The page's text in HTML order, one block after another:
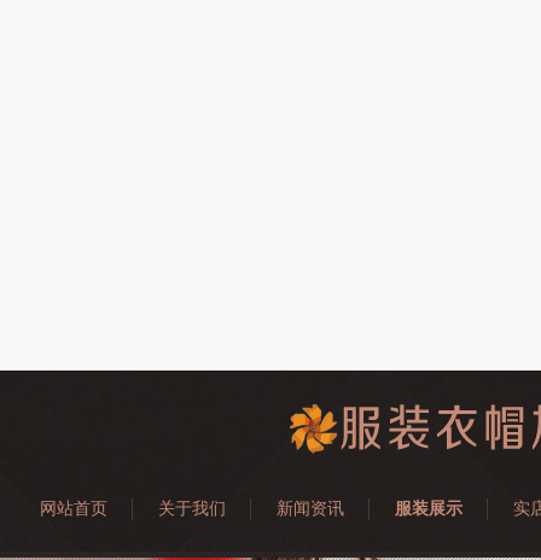
网站首页 关于我们 新闻资讯 服装展示 实